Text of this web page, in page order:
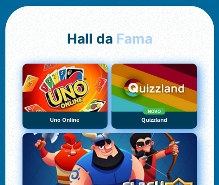
Hall da Fama
Uno Online
NOVO
Quizzland